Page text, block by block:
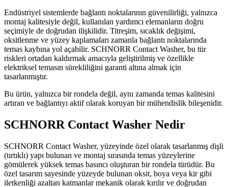
Endüstriyel sistemlerde bağlantı noktalarının güvenilirliği, yalnızca
montaj kalitesiyle değil, kullanılan yardımcı elemanların doğru
seçimiyle de doğrudan ilişkilidir. Titreşim, sıcaklık değişimi,
oksitlenme ve yüzey kaplamaları zamanla bağlantı noktalarında
temas kaybına yol açabilir. SCHNORR Contact Washer, bu tür
riskleri ortadan kaldırmak amacıyla geliştirilmiş ve özellikle
elektriksel temasın sürekliliğini garanti altına almak için
tasarlanmıştır.
Bu ürün, yalnızca bir rondela değil, aynı zamanda temas kalitesini
artıran ve bağlantıyı aktif olarak koruyan bir mühendislik bileşenidir.
SCHNORR Contact Washer Nedir
SCHNORR Contact Washer, yüzeyinde özel olarak tasarlanmış dişli
(tırtıklı) yapı bulunan ve montaj sırasında temas yüzeylerine
gömülerek yüksek temas basıncı oluşturan bir rondela türüdür. Bu
özel tasarım sayesinde yüzeyde bulunan oksit, boya veya kir gibi
iletkenliği azaltan katmanlar mekanik olarak kırılır ve doğrudan